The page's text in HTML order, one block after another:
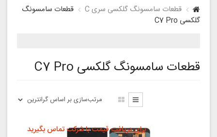
قطعات سامسونگ گلکسی سری C
قطعات سامسونگ
گلکسی C7 Pro
قطعات سامسونگ گلکسی C7 Pro
برای دریافت قیمت با شرکت تماس بگیرید